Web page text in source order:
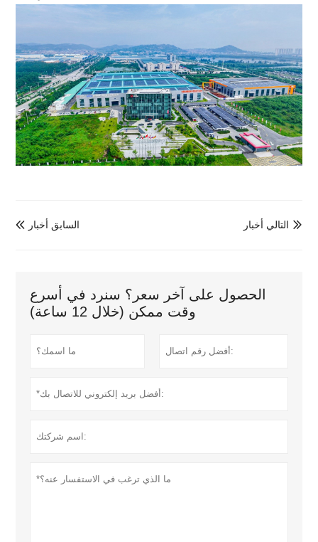
 السابق أخبار  التالي أخبار
الحصول على آخر سعر؟ سنرد في أسرع
وقت ممكن (خلال 12 ساعة)